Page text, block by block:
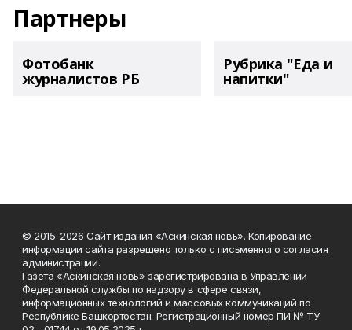
Партнеры
Фотобанк
журналистов РБ
Рубрика "Еда и
напитки"
© 2015-2026 Сайт издания «Аскинская новь». Копирование
информации сайта разрешено только с письменного согласия
администрации.
Газета «Аскинская новь» зарегистрирована в Управлении
Федеральной службы по надзору в сфере связи,
информационных технологий и массовых коммуникаций по
Республике Башкортостан. Регистрационный номер ПИ № ТУ